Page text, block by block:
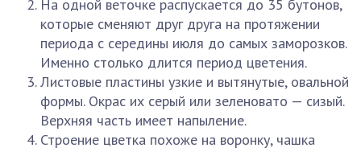
На одной веточке распускается до 35 бутонов,
которые сменяют друг друга на протяжении
периода с середины июля до самых заморозков.
Именно столько длится период цветения.
Листовые пластины узкие и вытянутые, овальной
формы. Окрас их серый или зеленовато — сизый.
Верхняя часть имеет напыление.
Строение цветка похоже на воронку, чашка